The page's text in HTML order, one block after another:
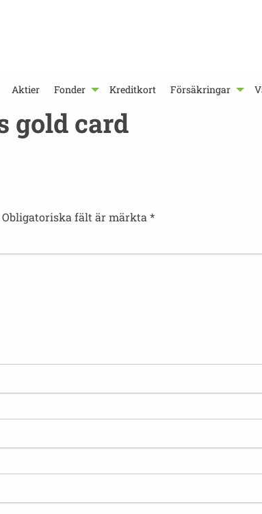
Aktier Fonder Kreditkort Försäkringar
gold card
Obligatoriska fält är märkta *